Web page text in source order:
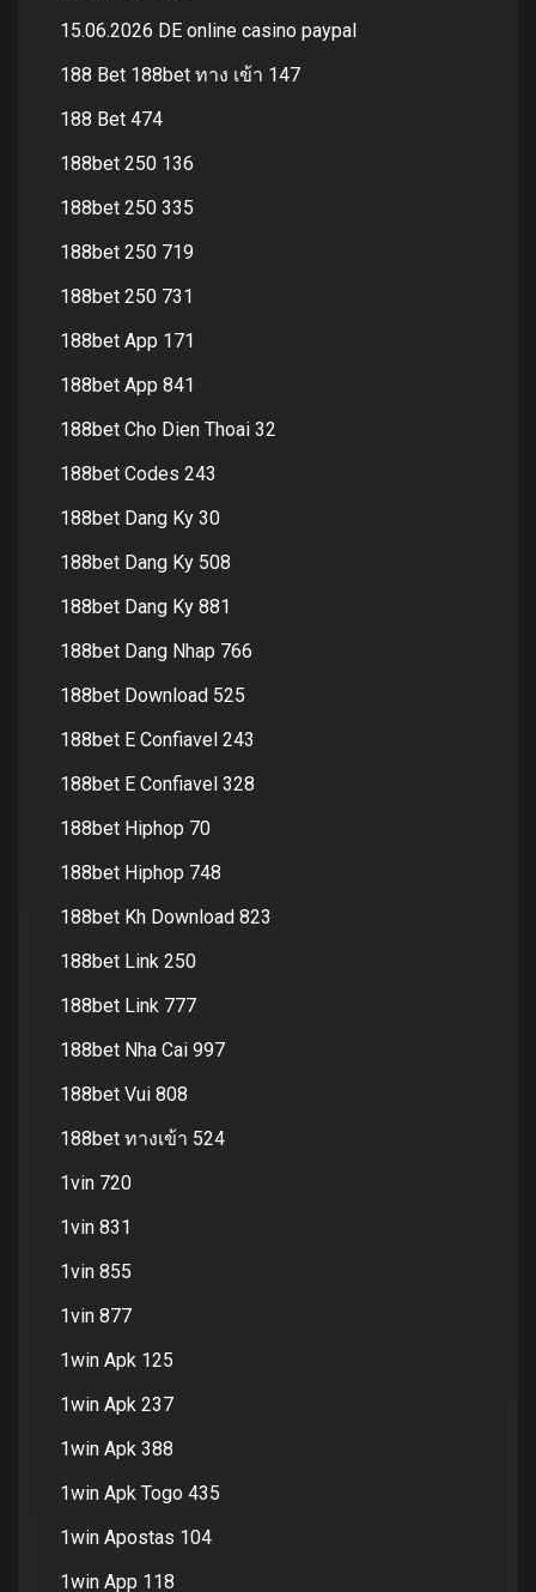
15.06.2026 DE online casino paypal
188 Bet 188bet ทาง เข้า 147
188 Bet 474
188bet 250 136
188bet 250 335
188bet 250 719
188bet 250 731
188bet App 171
188bet App 841
188bet Cho Dien Thoai 32
188bet Codes 243
188bet Dang Ky 30
188bet Dang Ky 508
188bet Dang Ky 881
188bet Dang Nhap 766
188bet Download 525
188bet E Confiavel 243
188bet E Confiavel 328
188bet Hiphop 70
188bet Hiphop 748
188bet Kh Download 823
188bet Link 250
188bet Link 777
188bet Nha Cai 997
188bet Vui 808
188bet ทางเข้า 524
1vin 720
1vin 831
1vin 855
1vin 877
1win Apk 125
1win Apk 237
1win Apk 388
1win Apk Togo 435
1win Apostas 104
1win App 118